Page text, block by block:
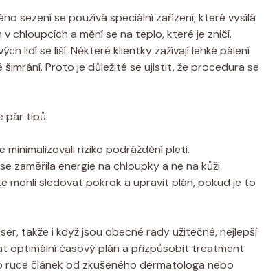
sezení se používá speciální zařízení, které vysílá
chloupcích a mění se na teplo, které je zničí.
lidí se liší. Některé klientky zažívají lehké pálení
Proto je důležité se ujistit, že procedura se
pár tipů:
minimalizovali riziko podráždění pleti.
zaměřila energie na chloupky a ne na kůži.
mohli sledovat pokrok a upravit plán, pokud je to
takže i když jsou obecné rady užitečné, nejlepší
optimální časový plán a přizpůsobit treatment
článek od zkušeného dermatologa nebo